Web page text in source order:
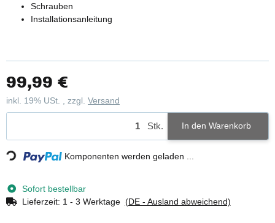
Schrauben
Installationsanleitung
99,99 €
inkl. 19% USt. , zzgl. Versand
Stk. In den Warenkorb
Loading... Komponenten werden geladen ...
Sofort bestellbar
Lieferzeit: 1 - 3 Werktage (DE - Ausland abweichend)